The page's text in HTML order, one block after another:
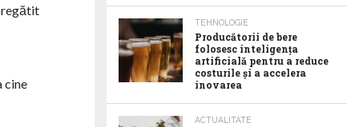
cine
TEHNOLOGIE
Producătorii de bere
folosesc inteligența
artificială pentru a reduce
costurile și a accelera
inovarea
ACTUALITATE